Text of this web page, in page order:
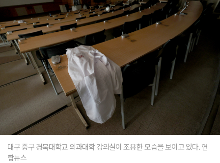
대구 중구 경북대학교 의과대학 강의실이 조용한 모습을 보이고 있다. 연
합뉴스